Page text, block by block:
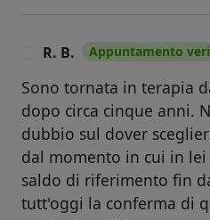
R. B. Appuntamento
Sono tornata in terapia
dopo circa cinque anni.
dubbio sul dover
dal momento in cui in
saldo di riferimento fin
tutt'oggi la conferma di